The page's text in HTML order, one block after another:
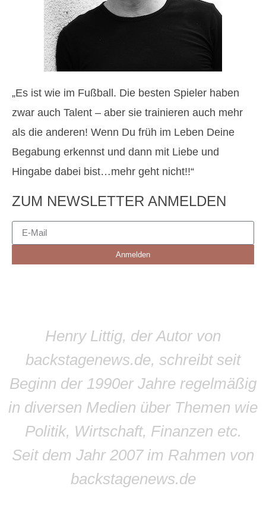
„Es ist wie im Fußball. Die besten Spieler haben
zwar auch Talent – aber sie trainieren auch mehr
als die anderen! Wenn Du früh im Leben Deine
Begabung erkennst und dann mit Liebe und
Hingabe dabei bist…mehr geht nicht!!“
ZUM NEWSLETTER ANMELDEN
Anmelden
Henry Littig, der Autor von
backstagenews.de, schreibt seit
Beginn der 1990er Jahre regelmäßig
in diversen Medien über Themen wie
Politik, Wirtschaft, Finanzen etc.
Seit dem Jahr 2007 im Rahmen von
backstagenews.de